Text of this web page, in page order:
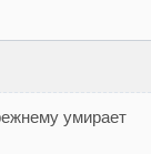
умирает